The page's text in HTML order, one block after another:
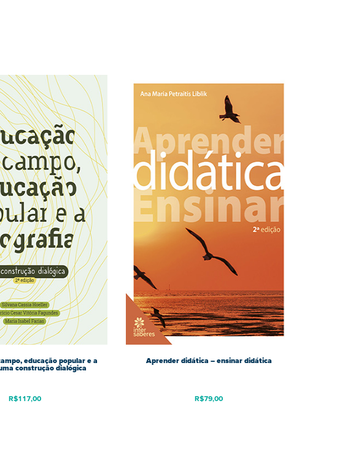
educação popular e a
construção dialógica
R$117,00
Aprender didática – ensinar didática
R$79,00